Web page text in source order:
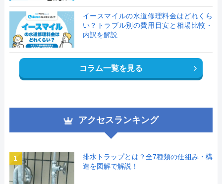
イースマイルの水道修理料金はどれくら
い？トラブル別の費用目安と相場比較・
内訳を解説
コラム一覧を見る
アクセスランキング
1
排水トラップとは？全7種類の仕組み・構
造を図解で解説！